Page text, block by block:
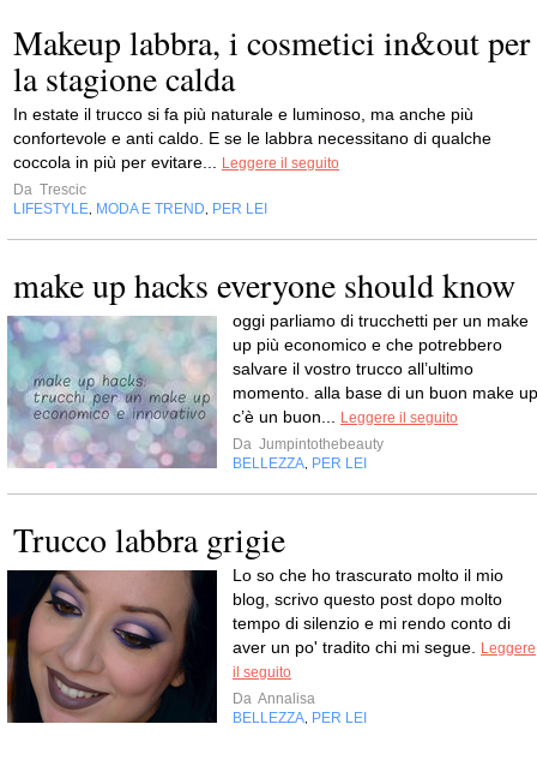
Makeup labbra, i cosmetici in&out per
la stagione calda
In estate il trucco si fa più naturale e luminoso, ma anche più
confortevole e anti caldo. E se le labbra necessitano di qualche
coccola in più per evitare...
Leggere il seguito
Da Trescic
LIFESTYLE MODA E TREND PER LEI
make up hacks everyone should know
oggi parliamo di trucchetti per un make
up più economico e che potrebbero
salvare il vostro trucco all’ultimo
momento. alla base di un buon make up
c’è un buon...
Leggere il seguito
Da Jumpintothebeauty
BELLEZZA PER LEI
Trucco labbra grigie
Lo so che ho trascurato molto il mio
blog, scrivo questo post dopo molto
tempo di silenzio e mi rendo conto di
aver un po' tradito chi mi segue.
Leggere
il seguito
Da Annalisa
BELLEZZA PER LEI